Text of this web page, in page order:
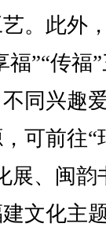
。此外
福”“传福
同兴趣
可前往“
展、闽韵
文化主